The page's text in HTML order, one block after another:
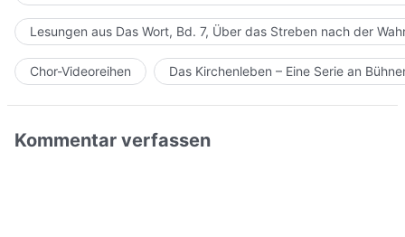
Lesungen aus Das Wort, Bd. 7, Über das Streben nach der
Chor-Videoreihen Das Kirchenleben – Eine Serie an
Kommentar verfassen